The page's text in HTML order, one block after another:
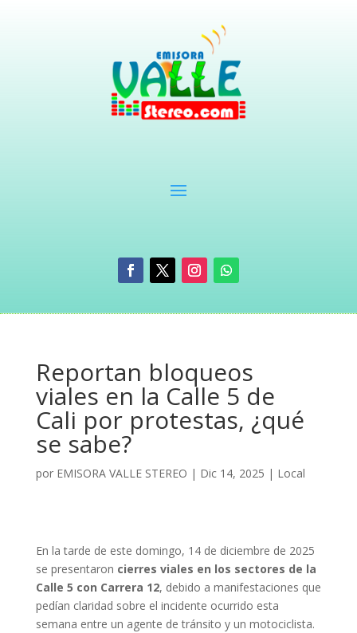
Reportan bloqueos
viales en la Calle 5 de
Cali por protestas, ¿qué
se sabe?
por EMISORA VALLE STEREO | Dic 14, 2025 | Local
En la tarde de este domingo, 14 de diciembre de 2025
se presentaron cierres viales en los sectores de la
Calle 5 con Carrera 12, debido a manifestaciones que
pedían claridad sobre el incidente ocurrido esta
semana entre un agente de tránsito y un motociclista.